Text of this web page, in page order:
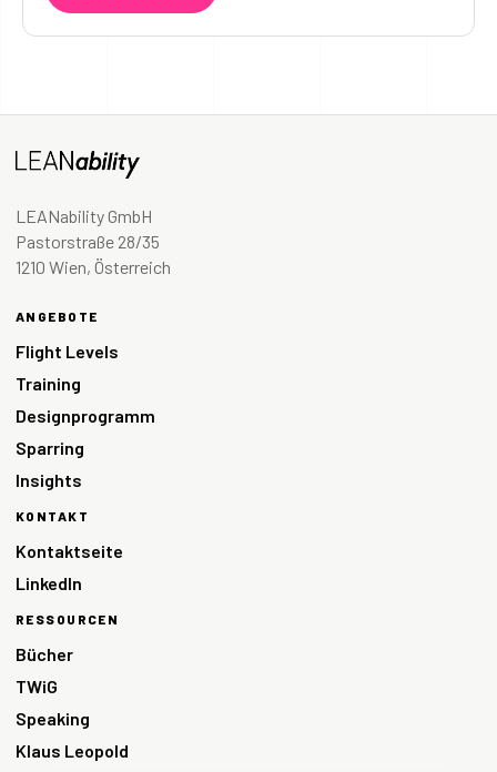
LEANability GmbH
Pastorstraße 28/35
1210 Wien, Österreich
ANGEBOTE
Flight Levels
Training
Designprogramm
Sparring
Insights
KONTAKT
Kontaktseite
LinkedIn
RESSOURCEN
Bücher
TWiG
Speaking
Klaus Leopold